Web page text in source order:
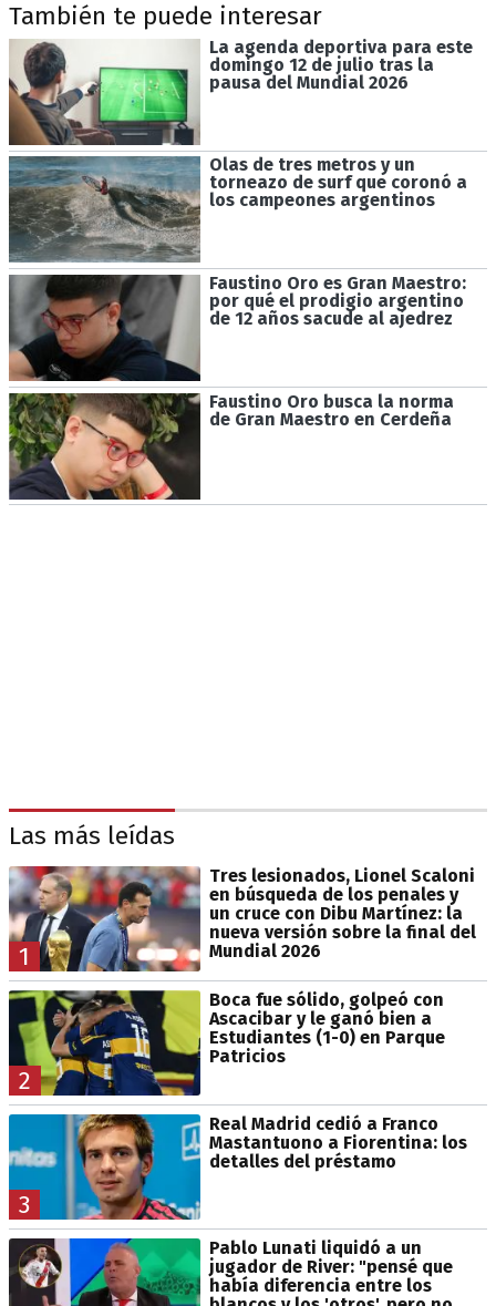
También te puede interesar
La agenda deportiva para este
domingo 12 de julio tras la
pausa del Mundial 2026
Olas de tres metros y un
torneazo de surf que coronó a
los campeones argentinos
Faustino Oro es Gran Maestro:
por qué el prodigio argentino
de 12 años sacude al ajedrez
Faustino Oro busca la norma
de Gran Maestro en Cerdeña
Las más leídas
1
Tres lesionados, Lionel Scaloni
en búsqueda de los penales y
un cruce con Dibu Martínez: la
nueva versión sobre la final del
Mundial 2026
2
Boca fue sólido, golpeó con
Ascacibar y le ganó bien a
Estudiantes (1-0) en Parque
Patricios
3
Real Madrid cedió a Franco
Mastantuono a Fiorentina: los
detalles del préstamo
Pablo Lunati liquidó a un
jugador de River: "pensé que
había diferencia entre los